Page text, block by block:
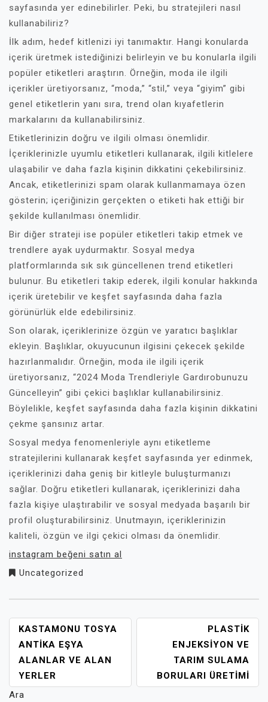
sayfasında yer edinebilirler. Peki, bu stratejileri nasıl
kullanabiliriz?
İlk adım, hedef kitlenizi iyi tanımaktır. Hangi konularda
içerik üretmek istediğinizi belirleyin ve bu konularla ilgili
popüler etiketleri araştırın. Örneğin, moda ile ilgili
içerikler üretiyorsanız, “moda,” “stil,” veya “giyim” gibi
genel etiketlerin yanı sıra, trend olan kıyafetlerin
markalarını da kullanabilirsiniz.
Etiketlerinizin doğru ve ilgili olması önemlidir.
İçeriklerinizle uyumlu etiketleri kullanarak, ilgili kitlelere
ulaşabilir ve daha fazla kişinin dikkatini çekebilirsiniz.
Ancak, etiketlerinizi spam olarak kullanmamaya özen
gösterin; içeriğinizin gerçekten o etiketi hak ettiği bir
şekilde kullanılması önemlidir.
Bir diğer strateji ise popüler etiketleri takip etmek ve
trendlere ayak uydurmaktır. Sosyal medya
platformlarında sık sık güncellenen trend etiketleri
bulunur. Bu etiketleri takip ederek, ilgili konular hakkında
içerik üretebilir ve keşfet sayfasında daha fazla
görünürlük elde edebilirsiniz.
Son olarak, içeriklerinize özgün ve yaratıcı başlıklar
ekleyin. Başlıklar, okuyucunun ilgisini çekecek şekilde
hazırlanmalıdır. Örneğin, moda ile ilgili içerik
üretiyorsanız, “2024 Moda Trendleriyle Gardırobunuzu
Güncelleyin” gibi çekici başlıklar kullanabilirsiniz.
Böylelikle, keşfet sayfasında daha fazla kişinin dikkatini
çekme şansınız artar.
Sosyal medya fenomenleriyle aynı etiketleme
stratejilerini kullanarak keşfet sayfasında yer edinmek,
içeriklerinizi daha geniş bir kitleyle buluşturmanızı
sağlar. Doğru etiketleri kullanarak, içeriklerinizi daha
fazla kişiye ulaştırabilir ve sosyal medyada başarılı bir
profil oluşturabilirsiniz. Unutmayın, içeriklerinizin
kaliteli, özgün ve ilgi çekici olması da önemlidir.
instagram beğeni satın al
Uncategorized
YAZI
GEZINMESI
KASTAMONU TOSYA
ANTIKA EŞYA
ALANLAR VE ALAN
YERLER
PLASTIK
ENJEKSIYON VE
TARIM SULAMA
BORULARI ÜRETIMI
Ara